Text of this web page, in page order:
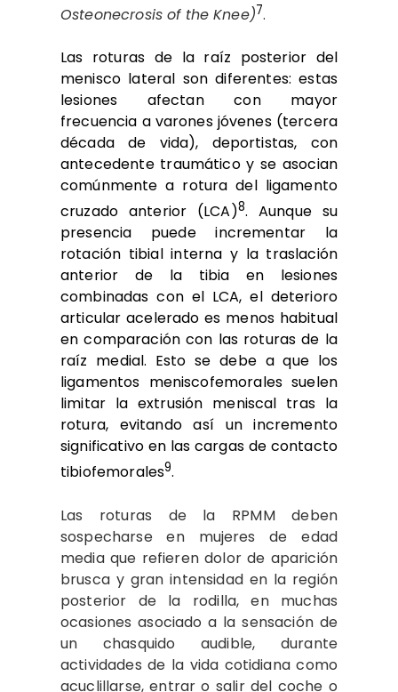
Osteonecrosis of the Knee)7.
Las roturas de la raíz posterior del
menisco lateral son diferentes: estas
lesiones afectan con mayor
frecuencia a varones jóvenes (tercera
década de vida), deportistas, con
antecedente traumático y se asocian
comúnmente a rotura del ligamento
cruzado anterior (LCA)8. Aunque su
presencia puede incrementar la
rotación tibial interna y la traslación
anterior de la tibia en lesiones
combinadas con el LCA, el deterioro
articular acelerado es menos habitual
en comparación con las roturas de la
raíz medial. Esto se debe a que los
ligamentos meniscofemorales suelen
limitar la extrusión meniscal tras la
rotura, evitando así un incremento
significativo en las cargas de contacto
tibiofemorales9.
Las roturas de la RPMM deben
sospecharse en mujeres de edad
media que refieren dolor de aparición
brusca y gran intensidad en la región
posterior de la rodilla, en muchas
ocasiones asociado a la sensación de
un chasquido audible, durante
actividades de la vida cotidiana como
acuclillarse, entrar o salir del coche o